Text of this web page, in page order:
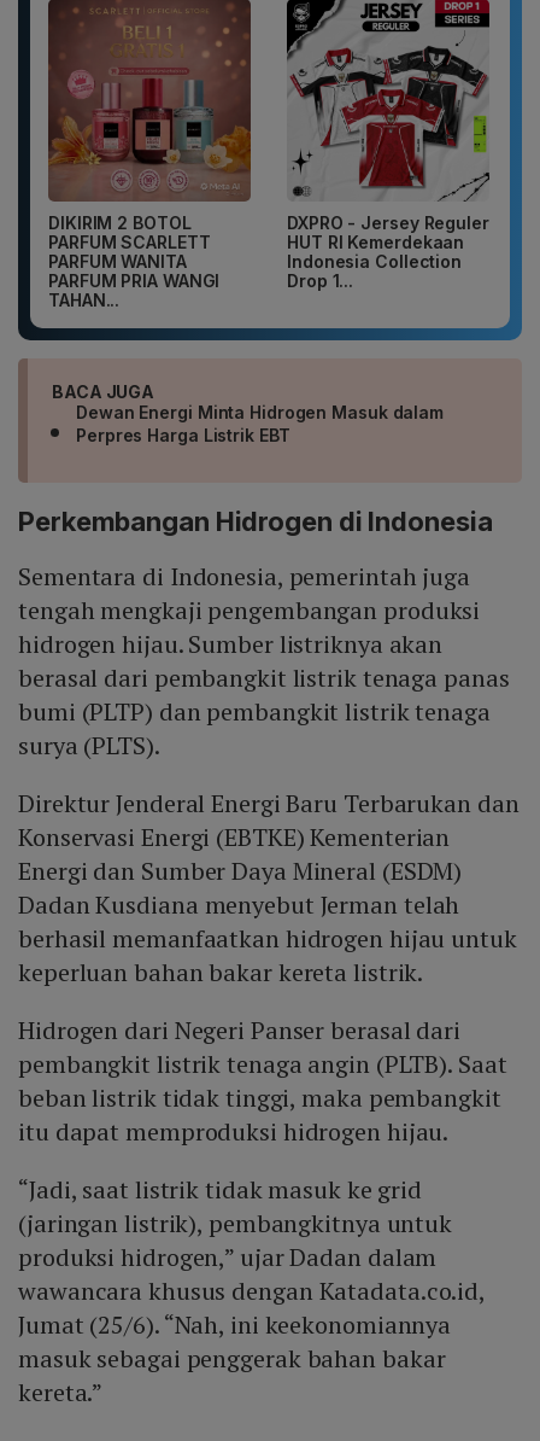
DIKIRIM 2 BOTOL
PARFUM SCARLETT
PARFUM WANITA
PARFUM PRIA WANGI
TAHAN...
DXPRO - Jersey Reguler
HUT RI Kemerdekaan
Indonesia Collection
Drop 1...
BACA JUGA
Dewan Energi Minta Hidrogen Masuk dalam
Perpres Harga Listrik EBT
Perkembangan Hidrogen di Indonesia
Sementara di Indonesia, pemerintah juga
tengah mengkaji pengembangan produksi
hidrogen hijau. Sumber listriknya akan
berasal dari pembangkit listrik tenaga panas
bumi (PLTP) dan pembangkit listrik tenaga
surya (PLTS).
Direktur Jenderal Energi Baru Terbarukan dan
Konservasi Energi (EBTKE) Kementerian
Energi dan Sumber Daya Mineral (ESDM)
Dadan Kusdiana menyebut Jerman telah
berhasil memanfaatkan hidrogen hijau untuk
keperluan bahan bakar kereta listrik.
Hidrogen dari Negeri Panser berasal dari
pembangkit listrik tenaga angin (PLTB). Saat
beban listrik tidak tinggi, maka pembangkit
itu dapat memproduksi hidrogen hijau.
“Jadi, saat listrik tidak masuk ke grid
(jaringan listrik), pembangkitnya untuk
produksi hidrogen,” ujar Dadan dalam
wawancara khusus dengan Katadata.co.id,
Jumat (25/6). “Nah, ini keekonomiannya
masuk sebagai penggerak bahan bakar
kereta.”